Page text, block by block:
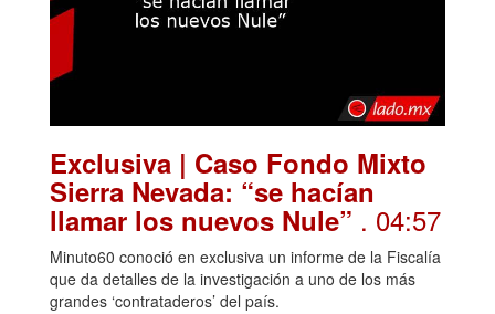
Exclusiva | Caso Fondo Mixto
Sierra Nevada: “se hacían
llamar los nuevos Nule” . 04:57
Minuto60 conoció en exclusiva un informe de la Fiscalía
que da detalles de la investigación a uno de los más
grandes ‘contrataderos’ del país.